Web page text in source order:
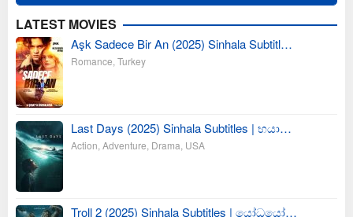
LATEST MOVIES
Aşk Sadece Bir An (2025) Sinhala Subtitl…
Romance Turkey
Last Days (2025) Sinhala Subtitles | භයා…
Action Adventure Drama USA
Troll 2 (2025) Sinhala Subtitles | යෝධයෝ…